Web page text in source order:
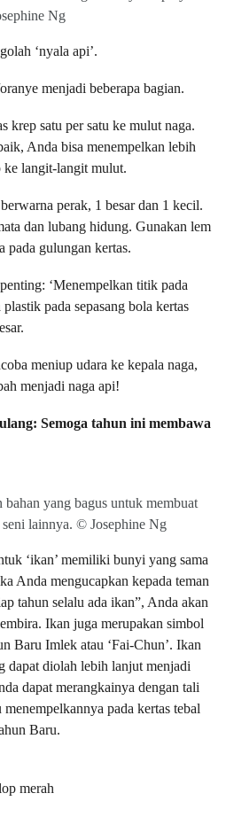
Ng
‘nyala api’.
menjadi beberapa bagian.
krep satu per satu ke mulut naga.
Anda bisa menempelkan lebih
ke langit-langit mulut.
perak, 1 besar dan 1 kecil.
dan lubang hidung. Gunakan lem
pada gulungan kertas.
‘Menempelkan titik pada
pada sepasang bola kertas
meniup udara ke kepala naga,
menjadi naga api!
Semoga tahun ini membawa
yang bagus untuk membuat
lainnya. © Josephine Ng
‘ikan’ memiliki bunyi yang sama
Anda mengucapkan kepada teman
tahun selalu ada ikan”, Anda akan
Ikan juga merupakan simbol
Baru Imlek atau ‘Fai-Chun’. Ikan
dapat diolah lebih lanjut menjadi
dapat merangkainya dengan tali
pada kertas tebal
Baru.
merah